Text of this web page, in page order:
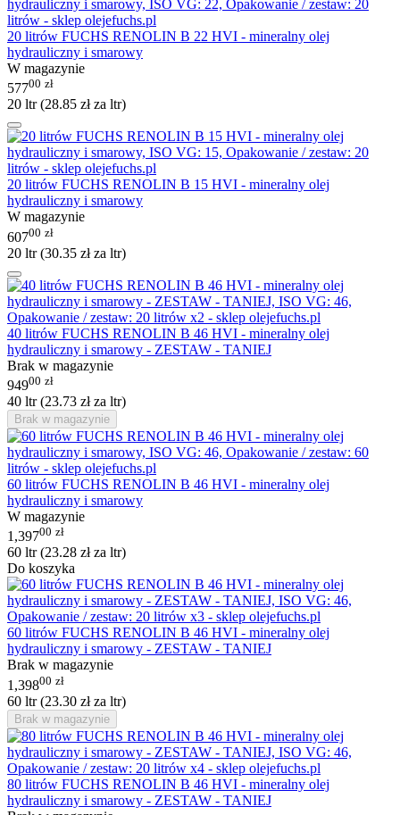
20 litrów FUCHS RENOLIN B 22 HVI - mineralny olej
hydrauliczny i smarowy
W magazynie
57700 zł
20 ltr (28.85 złza ltr)
20 litrów FUCHS RENOLIN B 15 HVI - mineralny olej
hydrauliczny i smarowy
W magazynie
60700 zł
20 ltr (30.35 złza ltr)
40 litrów FUCHS RENOLIN B 46 HVI - mineralny olej
hydrauliczny i smarowy - ZESTAW - TANIEJ
Brak w magazynie
94900 zł
40 ltr (23.73 złza ltr)
Brak w magazynie
60 litrów FUCHS RENOLIN B 46 HVI - mineralny olej
hydrauliczny i smarowy
W magazynie
1,39700 zł
60 ltr (23.28 złza ltr)
Do koszyka
60 litrów FUCHS RENOLIN B 46 HVI - mineralny olej
hydrauliczny i smarowy - ZESTAW - TANIEJ
Brak w magazynie
1,39800 zł
60 ltr (23.30 złza ltr)
Brak w magazynie
80 litrów FUCHS RENOLIN B 46 HVI - mineralny olej
hydrauliczny i smarowy - ZESTAW - TANIEJ